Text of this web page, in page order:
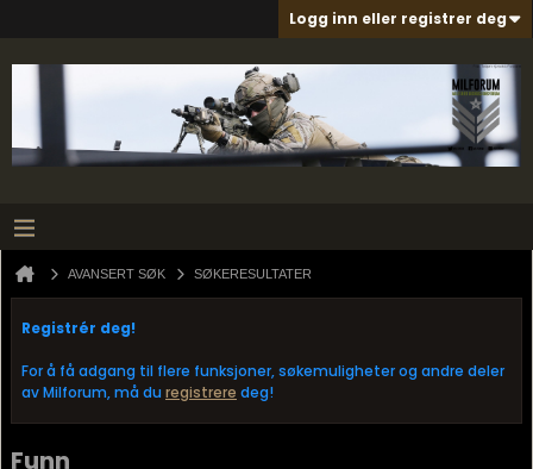
Logg inn eller registrer deg
AVANSERT SØK SØKERESULTATER
Registrér deg!
For å få adgang til flere funksjoner, søkemuligheter og andre deler
av Milforum, må du registrere deg!
Funn